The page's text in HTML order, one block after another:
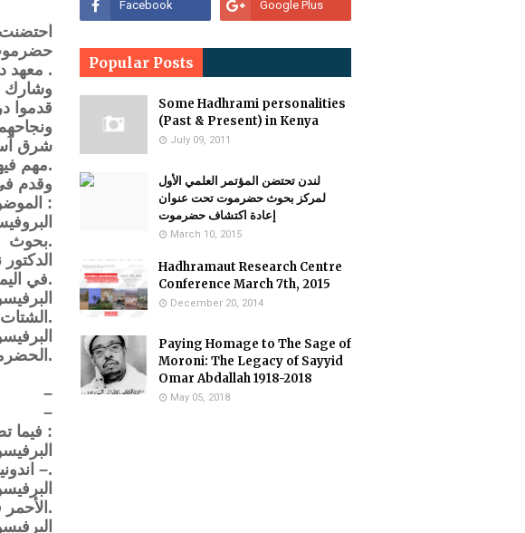
معهد دراسات الشرق الأوسط في جامعة لندن .
وشارك
قدموا
شرق
مهم فيها.
وقدم
الموضوعات التالية :
بحوث حضرموت فيها.
في اليمن على الصعيدين السياسي والاقتصادي.
الشتات التي هاجروا إليها.
الحضرمية إلى الفيلبين المستعمرة.
–
الدكتور نايكو كبتين (جامعة ليدن – هولندا) الحنين إلى الوطن
فيما تضمنت الجلسة الثانية من الندوة على البحوث والدراسات التالية :
– اندونيسيا.
الأحمر في القرن العشرين.
Popular Posts
Some Hadhrami personalities
(Past & Present) in Kenya
July 09, 2011
لندن تحتضن المؤتمر العلمي الأول
لمركز بحوث حضرموت تحت عنوان
إعادة اكتشاف حضرموت
March 10, 2015
Hadhramaut Research Centre
Conference March 7th, 2015
December 20, 2014
Paying Homage to The Sage of
Moroni: The Legacy of Sayyid
Omar Abdallah 1918-2018
May 05, 2018